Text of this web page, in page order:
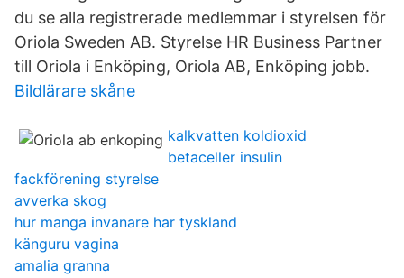
du se alla registrerade medlemmar i styrelsen för
Oriola Sweden AB. Styrelse HR Business Partner
till Oriola i Enköping, Oriola AB, Enköping jobb.
Bildlärare skåne
kalkvatten koldioxid
betaceller insulin
fackförening styrelse
avverka skog
hur manga invanare har tyskland
känguru vagina
amalia granna